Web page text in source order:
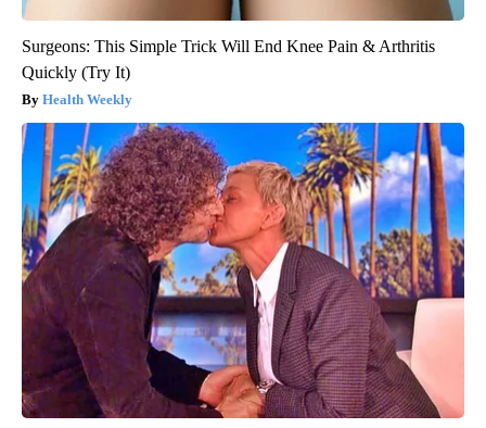
Surgeons: This Simple Trick Will End Knee Pain & Arthritis
Quickly (Try It)
Health Weekly